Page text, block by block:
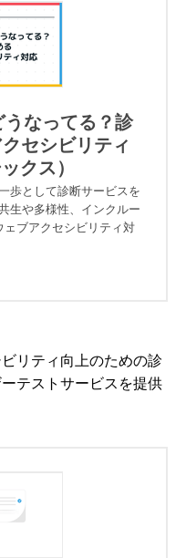
リティ向上のための診
テストサービスを提供